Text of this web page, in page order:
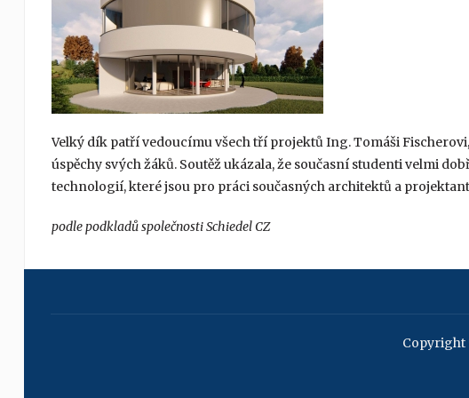
Velký dík patří vedoucímu všech tří projektů Ing. Tomáši
úspěchy svých žáků. Soutěž ukázala, že současní studenti velmi
technologií, které jsou pro práci současných architektů a
podle podkladů společnosti Schiedel CZ
Copyright